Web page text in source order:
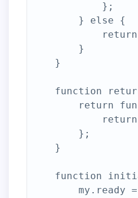
            };
        } else {
        }
    }
function
return
        };
    }
function
my.ready